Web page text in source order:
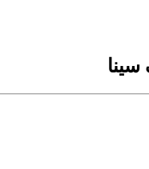
سینا